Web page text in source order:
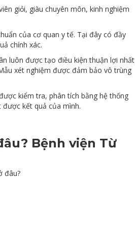
giỏi, giàu chuyên môn, kinh nghiệm
của cơ quan y tế. Tại đây có đầy
chính xác.
luôn được tạo điều kiện thuận lợi nhất
xét nghiệm được đảm bảo vô trùng
kiểm tra, phân tích bằng hệ thống
kết quả của mình.
Bệnh viện Từ